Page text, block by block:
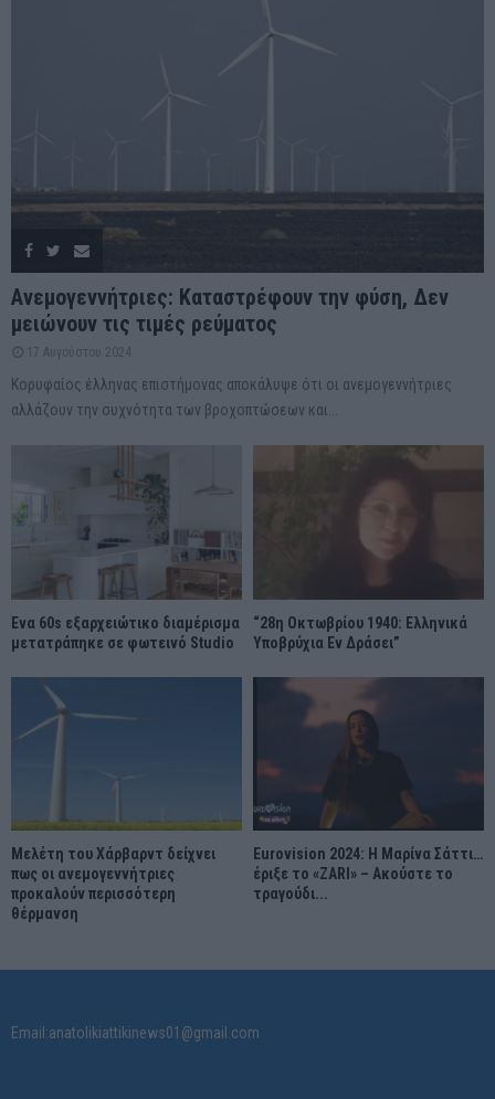
Ανεμογεννήτριες: Καταστρέφουν την φύση, Δεν
μειώνουν τις τιμές ρεύματος
17 Αυγούστου 2024
Κορυφαίος έλληνας επιστήμονας αποκάλυψε ότι οι ανεμογεννήτριες
αλλάζουν την συχνότητα των βροχοπτώσεων και...
Ένα 60s εξαρχειώτικο διαμέρισμα
μετατράπηκε σε φωτεινό Studio
“28η Οκτωβρίου 1940: Ελληνικά
Υποβρύχια Εν Δράσει”
Μελέτη του Χάρβαρντ δείχνει
πως οι ανεμογεννήτριες
προκαλούν περισσότερη
θέρμανση
Eurovision 2024: Η Μαρίνα Σάττι…
έριξε το «ZARI» – Ακούστε το
τραγούδι...
Email:anatolikiattikinews01@gmail.com